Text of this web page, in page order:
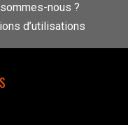
nous ?
d’utilisations